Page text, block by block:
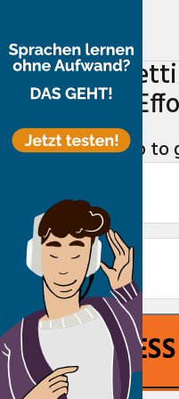
Start
Sign up
GET